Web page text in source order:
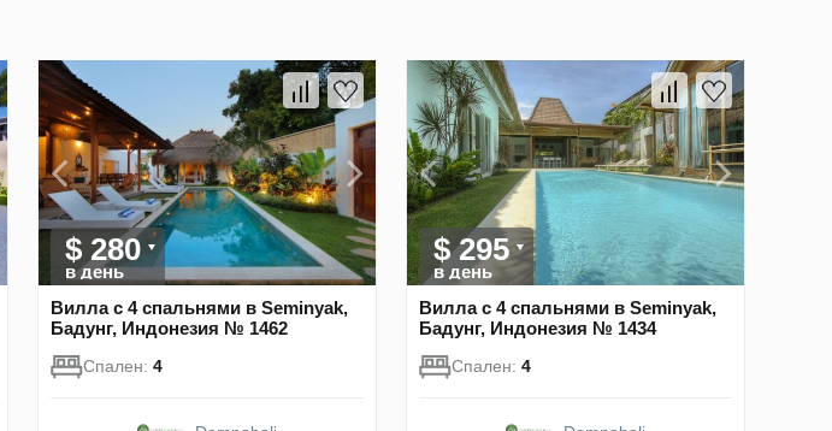
$ 280
в день
Вилла с 4 спальнями в Seminyak,
Бадунг, Индонезия № 1462
Спален: 4
$ 295
в день
Вилла с 4 спальнями в Seminyak,
Бадунг, Индонезия № 1434
Спален: 4